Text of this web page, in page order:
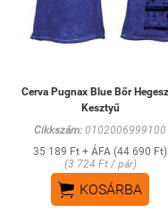
Cerva Pugnax Blue Bőr
Kesztyű
Cikkszám: 0102006999100
35 189 Ft + ÁFA (44 690 Ft)
(3 724 Ft / pár)
 KOSÁRBA